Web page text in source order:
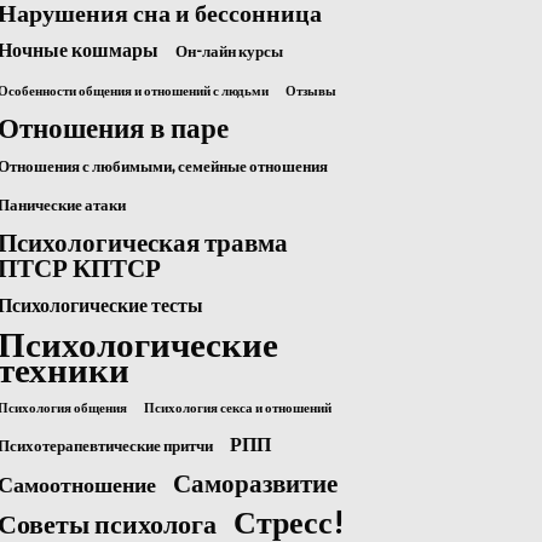
сна и бессонница
кошмары Он-лайн курсы
общения и отношений с людьми Отзывы
в паре
с любимыми, семейные отношения
атаки
травма
КПТСР
тесты
общения Психология секса и отношений
притчи РПП
Саморазвитие
психолога
Стресс!